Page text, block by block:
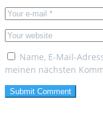
Name, E-Mail-
meinen nächsten